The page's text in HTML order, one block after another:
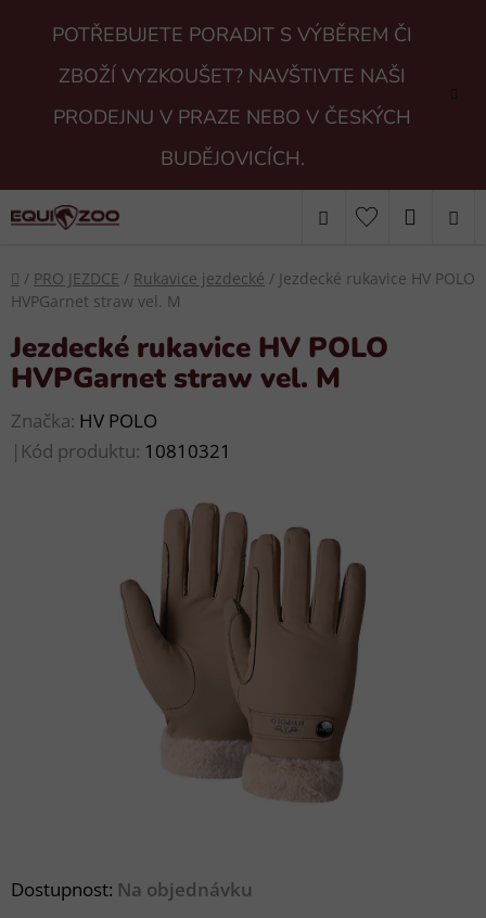
POTŘEBUJETE PORADIT S VÝBĚREM ČI
ZBOŽÍ VYZKOUŠET? NAVŠTIVTE NAŠI
PRODEJNU V PRAZE NEBO V ČESKÝCH
BUDĚJOVICÍCH.
Hledat
KOŠÍK
Domů
/ PRO JEZDCE / Rukavice jezdecké / Jezdecké rukavice HV POLO
HVPGarnet straw vel. M
Dostupnost: Na objednávku
Jezdecké rukavice HV POLO
HVPGarnet straw vel. M
Značka: HV POLO
| Kód produktu: 10810321